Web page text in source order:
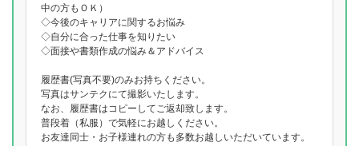
中の方もＯＫ）
◇今後のキャリアに関するお悩み
◇自分に合った仕事を知りたい
◇面接や書類作成の悩み＆アドバイス
履歴書(写真不要)のみお持ちください。
写真はサンテクにて撮影いたします。
なお、履歴書はコピーしてご返却致します。
普段着（私服）で気軽にお越しください。
お友達同士・お子様連れの方も多数お越しいただいています。